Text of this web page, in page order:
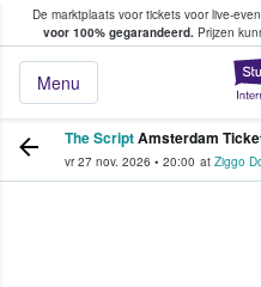
De marktplaats voor tickets voor live-
voor 100% gegarandeerd.Prijzen
Menu
tickets kopen
The ScriptAmsterdam
vr 27 nov. 2026 • 20:00 at Ziggo